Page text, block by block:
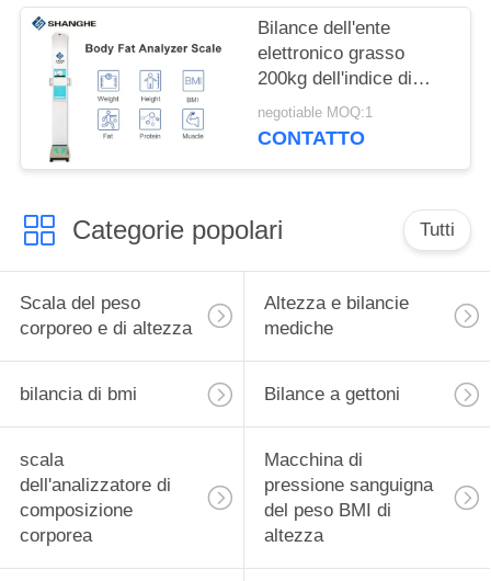
Bilance dell'ente
elettronico grasso
200kg dell'indice di
massa corporea 200cm
negotiable MOQ:1
CONTATTO
Categorie popolari Tutti
Scala del peso
corporeo e di altezza
Altezza e bilancie
mediche
bilancia di bmi Bilance a gettoni
scala
dell'analizzatore di
composizione
corporea
Macchina di
pressione sanguigna
del peso BMI di
altezza